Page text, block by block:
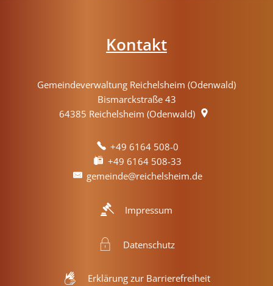
Kontakt
Gemeindeverwaltung Reichelsheim (Odenwald)
Bismarckstraße 43
64385 Reichelsheim (Odenwald)
+49 6164 508-0
+49 6164 508-33
gemeinde@reichelsheim.de
Impressum
Datenschutz
Erklärung zur Barrierefreiheit